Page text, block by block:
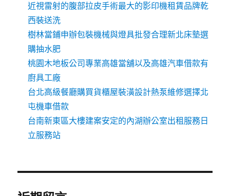
近視雷射的腹部拉皮手術最大的影印機租賃品牌乾
西裝送洗
樹林當鋪申辦包裝機械與燈具批發合理新北床墊選
購抽水肥
桃園木地板公司專業高雄當舖以及高雄汽車借款有
廚具工廠
台北高級餐廳購買貨櫃屋裝潢設計熱泵維修選擇北
屯機車借款
台南新東區大樓建案安定的內湖辦公室出租服務日
立服務站